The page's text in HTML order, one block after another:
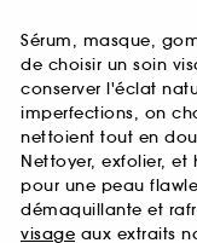
Sérum, masque,
de choisir un soin
conserver l'éclat
imperfections, on
nettoient tout en
Nettoyer, exfolier, et
pour une peau
démaquillante et
visage aux extraits